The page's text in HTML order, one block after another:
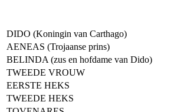
DIDO (Koningin van Carthago)
AENEAS (Trojaanse prins)
BELINDA (zus en hofdame van Dido)
TWEEDE VROUW
EERSTE HEKS
TWEEDE HEKS